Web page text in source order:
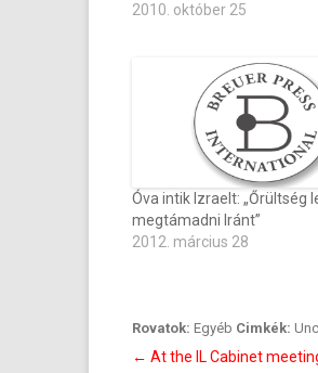
2010. október 25
Óva intik Izraelt: „Őrültség
megtámadni Iránt”
2012. március 28
Rovatok: Egyéb Cimkék:
Bejegyzés
← At the IL Cabinet